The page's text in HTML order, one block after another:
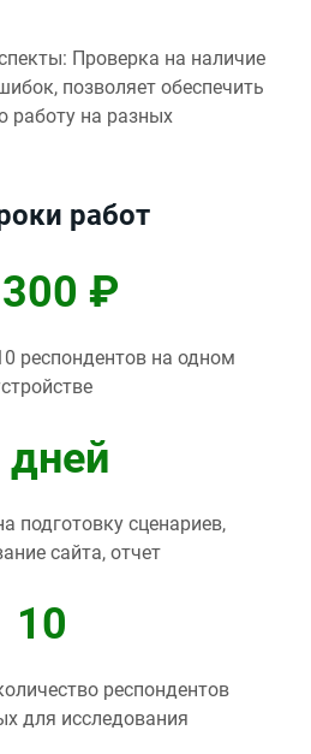
Проверка на наличие
позволяет обеспечить
работу на разных
работ
₽
респондентов на одном
дней
подготовку сценариев,
сайта, отчет
10
респондентов
для исследования